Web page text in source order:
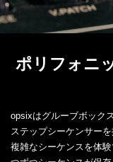
ポリフォニ
opsixはグルーブボック
ステップシーケンサー
複雑なシーケンスを体